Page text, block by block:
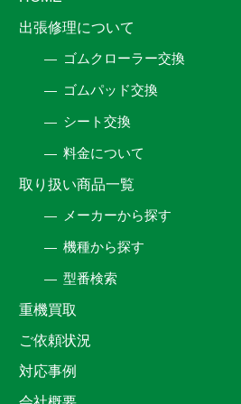
出張修理について
ゴムクローラー交換
ゴムパッド交換
シート交換
料金について
取り扱い商品一覧
メーカーから探す
機種から探す
型番検索
重機買取
ご依頼状況
対応事例